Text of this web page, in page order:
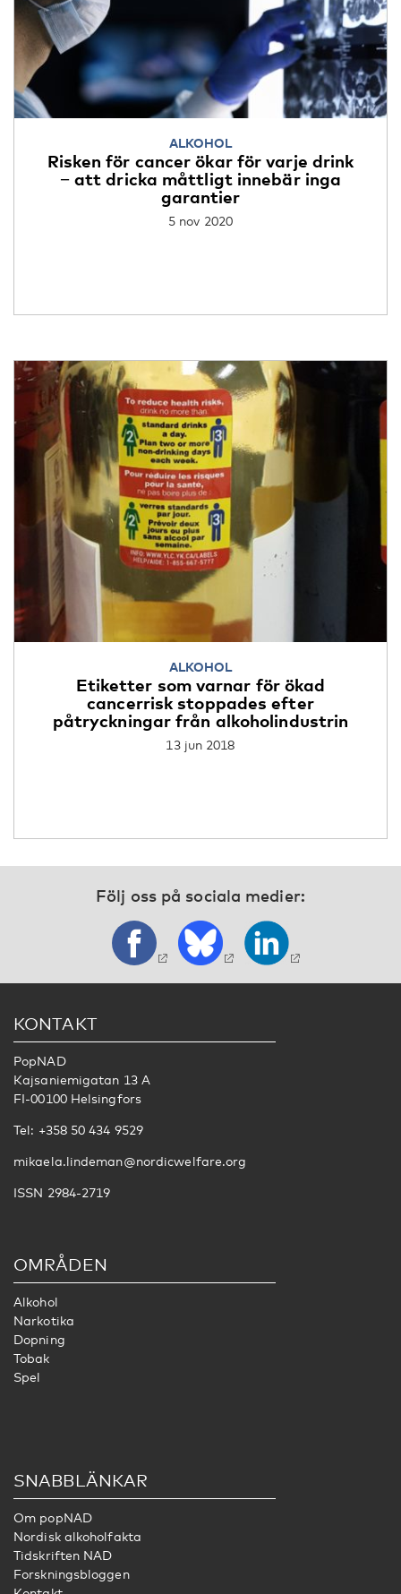
ALKOHOL
Risken för cancer ökar för varje drink
− att dricka måttligt innebär inga
garantier
5 nov 2020
ALKOHOL
Etiketter som varnar för ökad
cancerrisk stoppades efter
påtryckningar från alkoholindustrin
13 jun 2018
Följ oss på sociala medier:
KONTAKT
PopNAD
Kajsaniemigatan 13 A
FI-00100 Helsingfors
Tel: +358 50 434 9529
mikaela.lindeman@nordicwelfare.org
ISSN 2984-2719
OMRÅDEN
Alkohol
Narkotika
Dopning
Tobak
Spel
SNABBLÄNKAR
Om popNAD
Nordisk alkoholfakta
Tidskriften NAD
Forskningsbloggen